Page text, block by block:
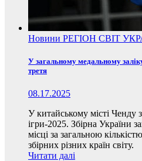
Новини РЕГІОН СВІТ
У загальному медальному
третя
08.17.2025
У китайському місті Ченду
ігри-2025. Збірна України
місці за загальною
збірних різних країн світу.
Читати далі